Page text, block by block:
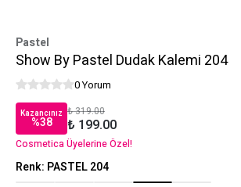
Pastel
Show By Pastel Dudak Kalemi 204
0 Yorum
Kazancınız
%38
₺ 319.00
₺ 199.00
Cosmetica Üyelerine Özel!
Renk: PASTEL 204